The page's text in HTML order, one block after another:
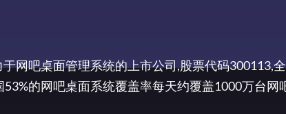
网吧桌面管理系统的上市公司,股票代码300113,
的网吧桌面系统覆盖率每天约覆盖1000万台网